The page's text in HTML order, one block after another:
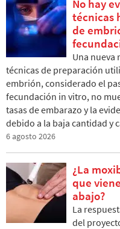
No hay
técnicas
de
Una nueva
técnicas de preparación
embrión, considerado el
fecundación in vitro, no
tasas de embarazo y la
debido a la baja cantidad y
6 agosto 2026
¿La
que
abajo?
La
del